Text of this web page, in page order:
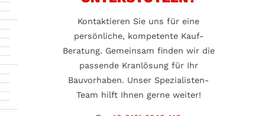
Kontaktieren Sie uns für eine
persönliche, kompetente Kauf-
Beratung. Gemeinsam finden wir die
passende Kranlösung für Ihr
Bauvorhaben. Unser Spezialisten-
Team hilft Ihnen gerne weiter!